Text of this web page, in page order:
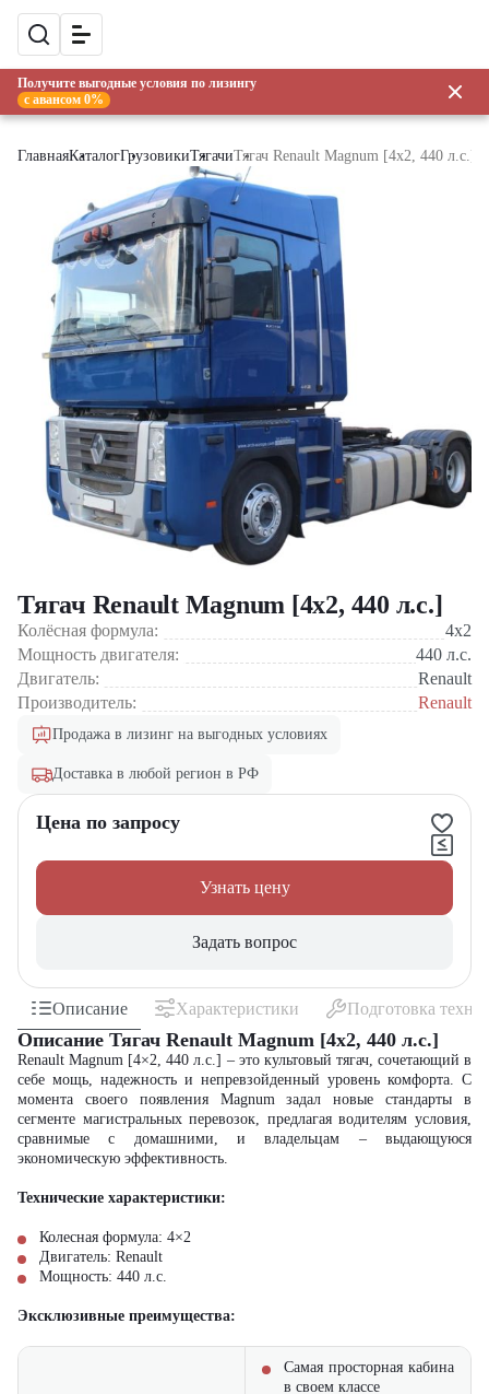
Получите выгодные условия по лизингу
с авансом 0%
ГлавнаяКаталогГрузовикиТягачиТягач Renault Magnum [4x2, 440 л.с.]
Тягач Renault Magnum [4x2, 440 л.с.]
Колёсная формула:
4x2
Мощность двигателя:
440 л.с.
Двигатель:
Renault
Производитель:
Renault
Продажа в лизинг на выгодных условиях
Доставка в любой регион в РФ
Цена по запросу
Узнать цену
Задать вопрос
Описание Характеристики Подготовка
Описание Тягач Renault Magnum [4x2, 440 л.с.]
Renault Magnum [4×2, 440 л.с.] – это культовый тягач, сочетающий в
себе мощь, надежность и непревзойденный уровень комфорта. С
момента своего появления Magnum задал новые стандарты в
сегменте магистральных перевозок, предлагая водителям условия,
сравнимые с домашними, и владельцам – выдающуюся
экономическую эффективность.
Технические характеристики:
Колесная формула: 4×2
Двигатель: Renault
Мощность: 440 л.с.
Эксклюзивные преимущества:
Самая просторная кабина
в своем классе